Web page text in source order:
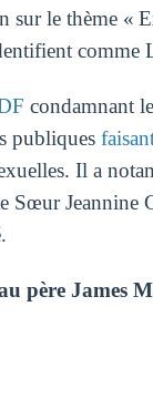
le thème «
condamnant
publiques
Il a
Sœur
père James